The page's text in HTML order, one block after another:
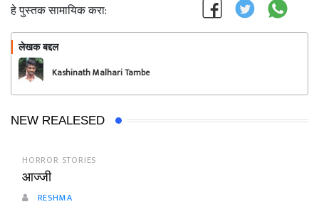
हे पुस्तक सामायिक करा:
लेखक बद्दल
Kashinath Malhari Tambe
NEW REALESED
HORROR STORIES
आज्जी
RESHMA